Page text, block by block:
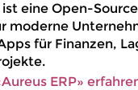
ist eine Open-
moderne
für Finanzen,
ERP»